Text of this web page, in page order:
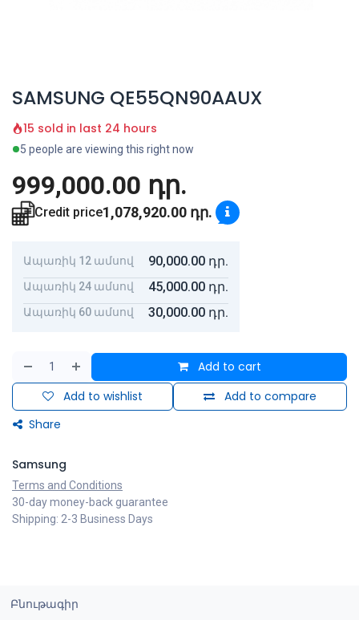
SAMSUNG QE55QN90AAUX
15 sold in last 24 hours
5 people are viewing this right now
999,000.00 դր.
Credit price1,078,920.00 դր.
Ապառիկ 12 ամսով 90,000.00 դր.
Ապառիկ 24 ամսով 45,000.00 դր.
Ապառիկ 60 ամսով 30,000.00 դր.
Add to cart
Add to compare
Add to wishlist
Share
Samsung
Terms and Conditions
30-day money-back guarantee
Shipping: 2-3 Business Days
Բնութագիր